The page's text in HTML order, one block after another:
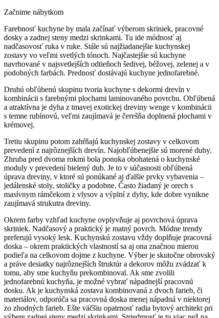
Začnime nábytkom
Farebnosť kuchyne by mala začínať výberom skriniek, pracovné
dosky a zadnej steny medzi skrinkami. Tu ide módnosť aj
nadčasovosť ruka v ruke. Stále sú najžiadanejšie kuchynskej
zostavy vo veľmi svetlých tónoch. Najčastejšie sú kuchyne
navrhované v najsvetlejších odtieňoch šedivej, béžovej, zelenej a v
podobných farbách. Prednosť dostávajú kuchyne jednofarebné.
Druhú obľúbenú skupinu tvoria kuchyne s dekormi drevín v
kombinácii s farebnými plochami laminovaného povrchu. Obľúbená
a atraktívna je dyha z tmavej exotickej dreviny wenge v kombinácii
s temne rubínovú, veľmi zaujímavá je čerešňa doplnená plochami v
krémovej.
Tretiu skupinu potom zahŕňajú kuchynskej zostavy v celkovom
prevedení z najrôznejších drevín. Najobľúbenejšie sú morené duby.
Zhruba pred dvoma rokmi bola ponuka obohatená o kuchynské
moduly v prevedení bielený dub. Je to v súčasnosti obľúbená
úprava dreviny, v ktoré sú ponúkané aj ďalšie prvky vybavenia –
jedálenské stoly, stoličky a podobne. Často žiadaný je orech s
masívnym rámčekom z vlysov a výplní z dyhy, kde dobre vynikne
zaujímavá strukutra dreviny.
Okrem farby vzhľad kuchyne ovplyvňuje aj povrchová úprava
skriniek. Nadčasový a praktický je matný povrch. Módne trendy
preferujú vysoký lesk. Kuchynskú zostavu vždy doplňuje pracovná
doska – okrem praktických vlastností sa aj ona značnou mierou
podieľa na celkovom dojme z kuchyne. Výber je skutočne obrovský
a práve desiatky najrôznejších štruktúr a dekorov môžu zvádzať k
tomu, aby sme kuchyňu prekombinoval. Ak sme zvolili
jednofarebnú kuchyňa, je možné vybrať nápadnejší pracovnú
dosku. Ak je kuchynská zostava kombinovaná z dvoch farieb, či
materiálov, odporúča sa pracovná doska menej nápadná v niektorej
zo zhodných farieb. Ešte väčšiu opatrnosť radia bytový architekt pri